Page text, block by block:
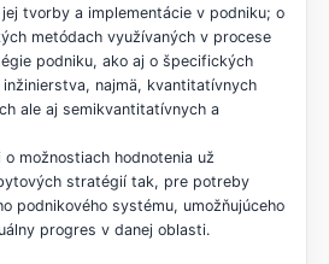
tvorby a implementácie v podniku; o
metódach využívaných v procese
podniku, ako aj o špecifických
najmä, kvantitatívnych
ale aj semikvantitatívnych a
možnostiach hodnotenia už
stratégií tak, pre potreby
podnikového systému, umožňujúceho
progres v danej oblasti.